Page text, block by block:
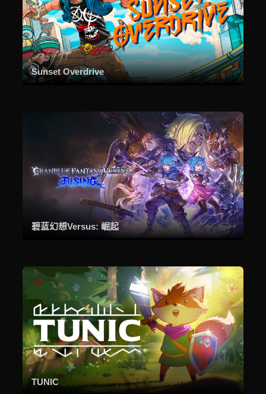
Sunset Overdrive
碧蓝幻想Versus: 崛起
TUNIC